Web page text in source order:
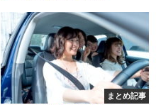
まとめ記事